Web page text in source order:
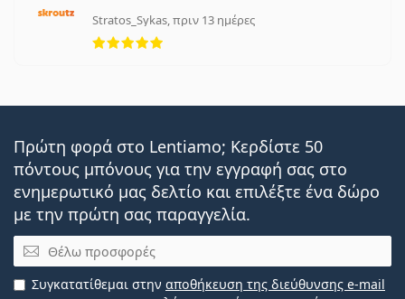
Stratos_Sykas, πριν 13 ημέρες
5 αξιολογήσεις από 5
Πρώτη φορά στο Lentiamo; Κερδίστε 50
πόντους μπόνους για την εγγραφή σας στο
ενημερωτικό μας δελτίο και επιλέξτε ένα δώρο
με την πρώτη σας παραγγελία.
Email
Συγκατατίθεμαι στην αποθήκευση της διεύθυνσης e-mail